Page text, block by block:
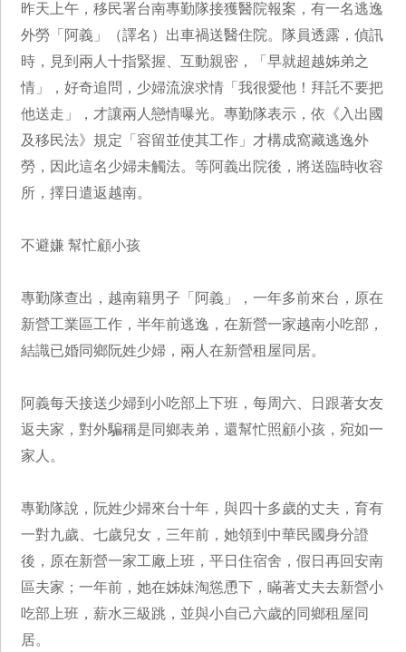
昨天上午，移民署台南專勤隊接獲醫院報案，有一名逃逸
外勞「阿義」（譯名）出車禍送醫住院。隊員透露，偵訊
時，見到兩人十指緊握、互動親密，「早就超越姊弟之
情」，好奇追問，少婦流淚求情「我很愛他！拜託不要把
他送走」，才讓兩人戀情曝光。專勤隊表示，依《入出國
及移民法》規定「容留並使其工作」才構成窩藏逃逸外
勞，因此這名少婦未觸法。等阿義出院後，將送臨時收容
所，擇日遣返越南。
不避嫌 幫忙顧小孩
專勤隊查出，越南籍男子「阿義」，一年多前來台，原在
新營工業區工作，半年前逃逸，在新營一家越南小吃部，
結識已婚同鄉阮姓少婦，兩人在新營租屋同居。
阿義每天接送少婦到小吃部上下班，每周六、日跟著女友
返夫家，對外騙稱是同鄉表弟，還幫忙照顧小孩，宛如一
家人。
專勤隊說，阮姓少婦來台十年，與四十多歲的丈夫，育有
一對九歲、七歲兒女，三年前，她領到中華民國身分證
後，原在新營一家工廠上班，平日住宿舍，假日再回安南
區夫家；一年前，她在姊妹淘慫恿下，瞞著丈夫去新營小
吃部上班，薪水三級跳，並與小自己六歲的同鄉租屋同
居。